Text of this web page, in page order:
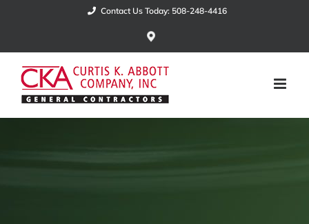
content
Contact Us Today: 508-248-4416
Google